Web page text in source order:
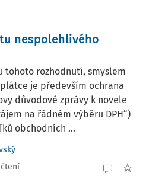
nespolehlivého
tohoto rozhodnutí, smyslem
je především ochrana
důvodové zprávy k novele
na řádném výběru DPH“)
obchodních ...